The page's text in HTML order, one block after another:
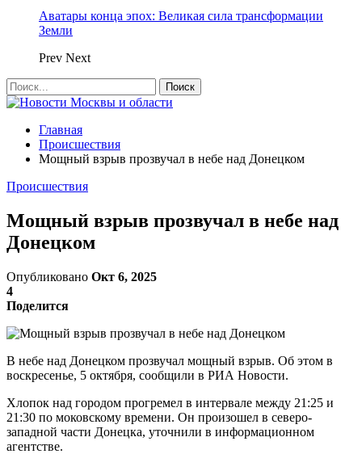
Аватары конца эпох: Великая сила трансформации
Земли
Prev Next
Главная
Происшествия
Мощный взрыв прозвучал в небе над Донецком
Происшествия
Мощный взрыв прозвучал в небе над
Донецком
Опубликовано Окт 6, 2025
4
Поделится
В небе над Донецком прозвучал мощный взрыв. Об этом в
воскресенье, 5 октября, сообщили в РИА Новости.
Хлопок над городом прогремел в интервале между 21:25 и
21:30 по моковскому времени. Он произошел в северо-
западной части Донецка, уточнили в информационном
агентстве.